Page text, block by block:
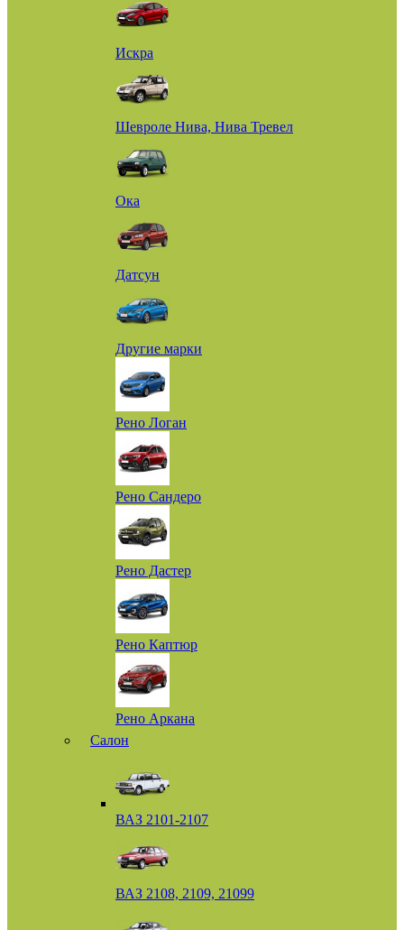
Искра
Шевроле Нива, Нива Тревел
Ока
Датсун
Другие марки
Рено Логан
Рено Сандеро
Рено Дастер
Рено Каптюр
Рено Аркана
Салон
ВАЗ 2101-2107
ВАЗ 2108, 2109, 21099